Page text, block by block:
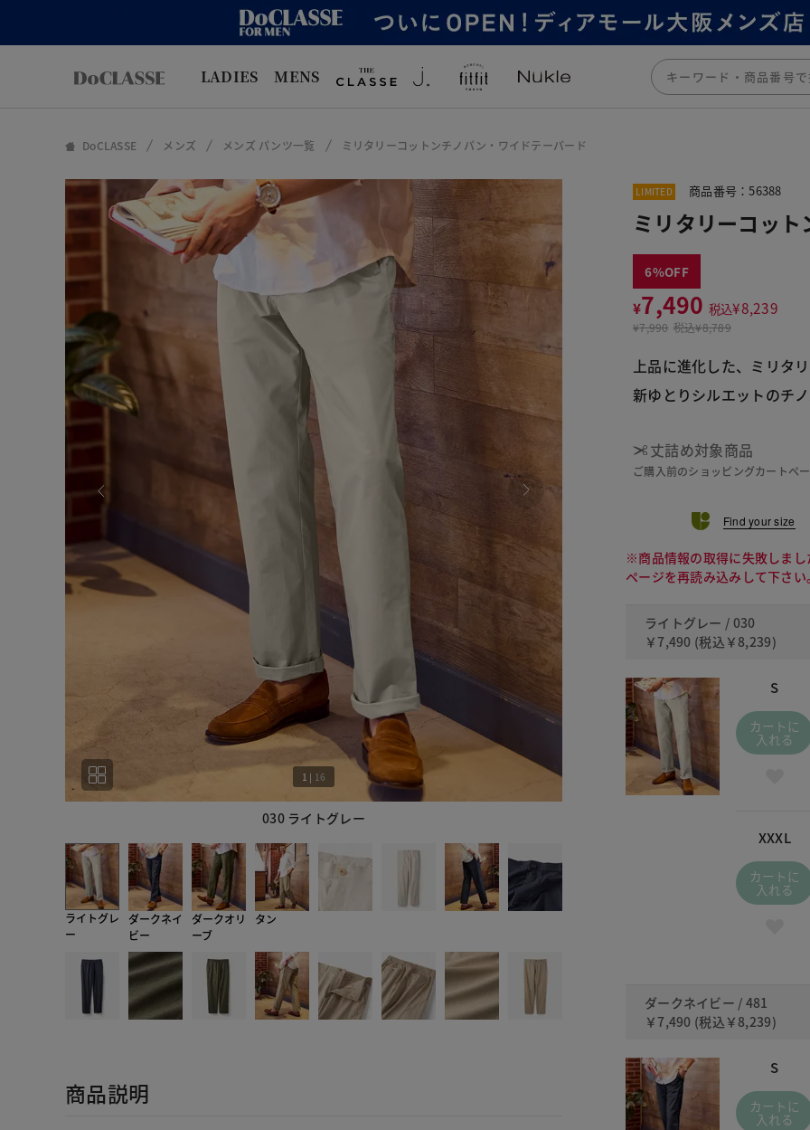
LADIES MENS
DoCLASSE メンズ メンズ パンツ一覧 ミリタリーコットンチノパン・ワイドテーパード
030 ライトグレー
1 | 16
ライトグレ
ー
ダークネイ
ビー
ダークオリ
ーブ
タン
商品説明
LIMITED 商品番号：56388
ミリタリーコッ
6
¥7,490 税込¥8,239
¥7,990 税込¥8,789
上品に進化した、ミリタ
新ゆとりシルエットのチノ
丈詰め対象商品
ご購入前のショッピングカートペ
Find your size
※商品情報の取得に失敗しまし
ページを再読み込みして下さい。
ライトグレー / 030
￥7,490 (税込 ￥8,239)
S
カートに
入れる
XXXL
カートに
入れる
ダークネイビー / 481
￥7,490 (税込 ￥8,239)
S
カートに
入れる